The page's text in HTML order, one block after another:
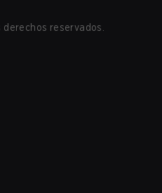
derechos reservados.